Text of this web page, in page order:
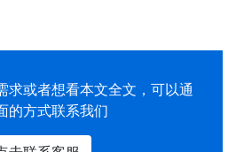
求或者想看本文全文，可以通
的方式联系我们